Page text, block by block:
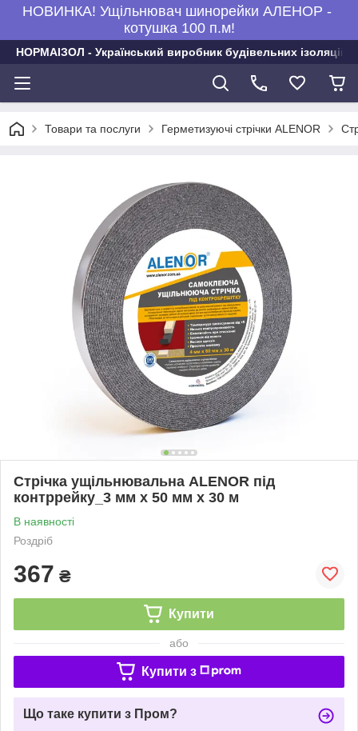
НОВИНКА! Ущільнювач шинорейки АЛЕНОР -
котушка 100 п.м!
НОРМАІЗОЛ - Український виробник будівельних
Товари та послуги Герметизуючі стрічки ALENOR
Cтрічка ущільнювальна ALENOR під
контррейку_3 мм х 50 мм х 30 м
В наявності
Роздріб
367 ₴
Купити
або
Купити з
Що таке купити з Пром?